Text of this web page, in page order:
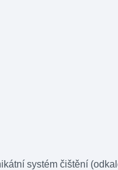
systém čištění